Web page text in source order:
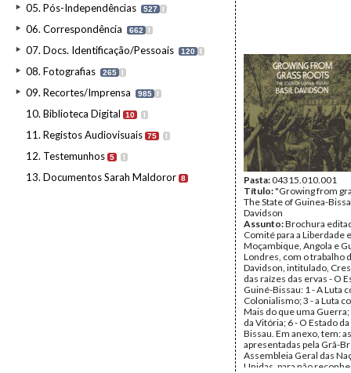
05. Pós-Independências 527 I
06. Correspondência 662 I
07. Docs. Identificação/Pessoais 120 I
08. Fotografias 265 I
09. Recortes/Imprensa 985 I
10. Biblioteca Digital 10 I
11. Registos Audiovisuais 75 I
12. Testemunhos 5 I
13. Documentos Sarah Maldoror 8 Pasta:04315.010.001
Título:"Growing from
The State of Guinea-
Davidson
Assunto:Brochura
Comité para a Liberdade
Moçambique, Angola e
Londres, com o trabalho
Davidson, intitulado,
das raízes das ervas - O
Guiné-Bissau: 1 - A Luta
Colonialismo; 3 - a Luta
Mais do que uma Guerra;
da Vitória; 6 - O Estado
Bissau. Em anexo, tem:
apresentadas pela Grã-
Assembleia Geral das
Unidas, para não